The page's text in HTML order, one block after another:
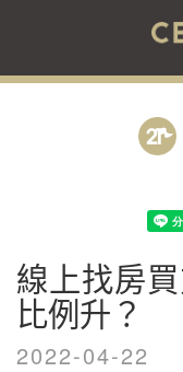
線上找房
比例升？
2022-04-22